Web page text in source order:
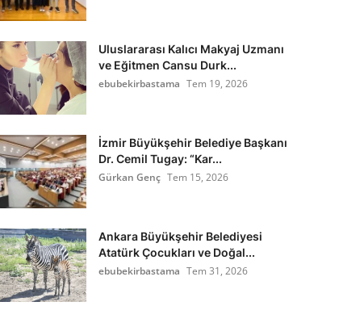
Uluslararası Kalıcı Makyaj Uzmanı
ve Eğitmen Cansu Durk...
ebubekirbastama Tem 19, 2026
İzmir Büyükşehir Belediye Başkanı
Dr. Cemil Tugay: “Kar...
Gürkan Genç Tem 15, 2026
Ankara Büyükşehir Belediyesi
Atatürk Çocukları ve Doğal...
ebubekirbastama Tem 31, 2026